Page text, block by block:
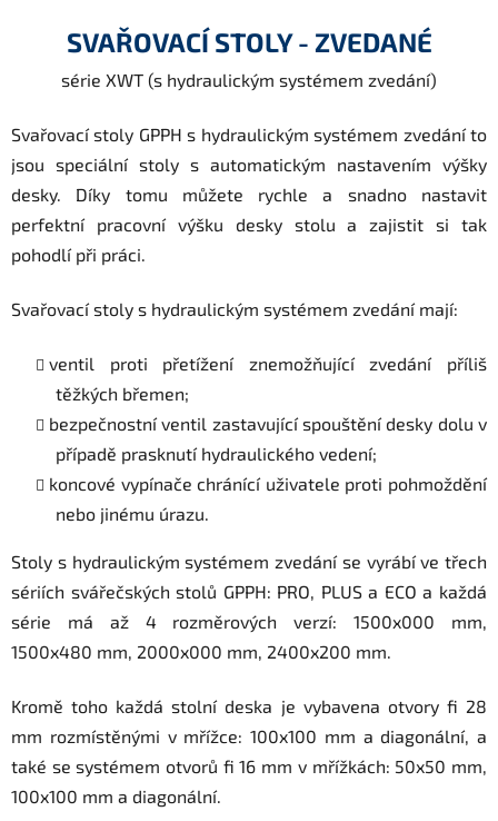
SVAŘOVACÍ STOLY - ZVEDANÉ
série XWT (s hydraulickým systémem zvedání)
Svařovací stoly GPPH s hydraulickým systémem zvedání to
jsou speciální stoly s automatickým nastavením výšky
desky. Díky tomu můžete rychle a snadno nastavit
perfektní pracovní výšku desky stolu a zajistit si tak
pohodlí při práci.
Svařovací stoly s hydraulickým systémem zvedání mají:
ventil proti přetížení znemožňující zvedání příliš
těžkých břemen;
bezpečnostní ventil zastavující spouštění desky dolu v
případě prasknutí hydraulického vedení;
koncové vypínače chránící uživatele proti pohmoždění
nebo jinému úrazu.
Stoly s hydraulickým systémem zvedání se vyrábí ve třech
sériích svářečských stolů GPPH: PRO, PLUS a ECO a každá
série má až 4 rozměrových verzí: 1500x000 mm,
1500x480 mm, 2000x000 mm, 2400x200 mm.
Kromě toho každá stolní deska je vybavena otvory fi 28
mm rozmístěnými v mřížce: 100x100 mm a diagonální, a
také se systémem otvorů fi 16 mm v mřížkách: 50x50 mm,
100x100 mm a diagonální.